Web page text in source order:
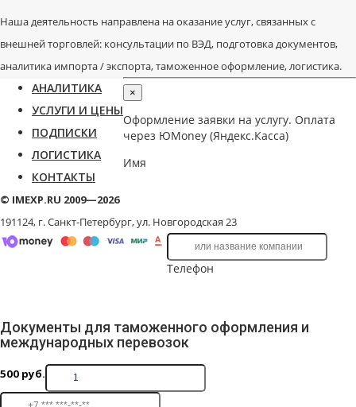
Наша деятельность направлена на оказание услуг, связанных с
внешней торговлей: консультации по ВЭД, подготовка документов,
аналитика импорта / экспорта, таможенное оформление, логистика.
АНАЛИТИКА
УСЛУГИ И ЦЕНЫ
ПОДПИСКИ
ЛОГИСТИКА
КОНТАКТЫ
© IMEXP.RU 2009—2026
191124, г. Санкт-Петербург,ул. Новгородская 23
×
Оформление заявки на услугу. Оплата
через ЮMoney (Яндекс.Касса)
Документы для таможенного оформления и
международных перевозок
500 руб.
Имя
Телефон